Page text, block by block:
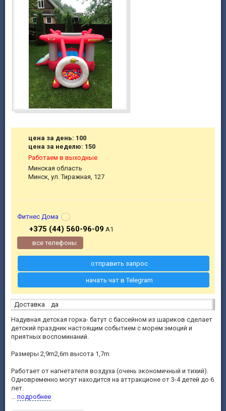
Доставка
да
Надувная детская горка- батут с бассейном из шариков сделает
детский праздник настоящим событием с морем эмоций и
приятных воспоминаний.
Размеры 2,9m2,6m высота 1,7m
Работает от нагнетателя воздуха (очень экономичный и тихий).
Одновременно могут находится на аттракционе от 3-4 детей до 6
лет.
... подробнее
цена за день: 100
цена за неделю: 150
Работаем в выходные
Минская область
Минск, ул. Тиражная, 127
Фитнес Дома
+375 (44) 560-96-09A1
все телефоны
отправить запрос
начать чат в Telegram